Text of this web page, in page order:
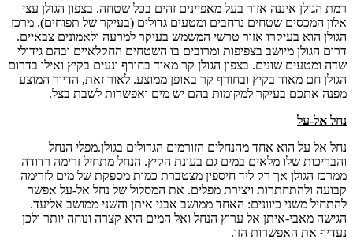
רמת הגולן איננה אזור בעל מאפיינים זהים בכל שטחה. בצפון הגולן עצי
אלון המכסים שטחים נרחבים ומטעים גדולים (בעיקר של תפוחים), מרכז
הגולן הוא בעיקרו אזור טרשי המשמש בעיקר למרעה ולאמונים צבאיים.
דרום הגולן מיושב בצפיפות ומרובים בו השטחים החקלאיים ובהם גידולי
שדה ומטעים שונים. בצפון הגולן קר מאוד בחורף ונעים בקיץ ואילו בדרום
הגולן חם מאוד בקיץ ובחורף קר באופן ממוצע. לאור זאת, הדיור המוצע
מפנה אתכם בעיקר למקומות בהם יש מים ואפשרות לשבת בצל.
נחל אל-על
נחל אל על הוא אחד מהנחלים הזורמים הגדולים בגולן.מפלי הנחל
והבריכות שלו מלאים במים גם בעונת הקיץ. הנחל מתחיל זרימה רדודה
ממרכז הגולן אך רק ליד חיספין מצטברת כמות מספקת של מים לזרימה
קבועה ולהתחתרות ויצירת מפלים. את המסלול של נחל אל-על אפשר
להתחיל משני כיוונים: האחד ממושב אבני איתן והשני ממושב אליעד.
הגישה מאבי-איתן אל ערוץ הנחל ואל המים היא קצרה ונוחה יותר ולכן
נעדיף את האפשרות הזו.